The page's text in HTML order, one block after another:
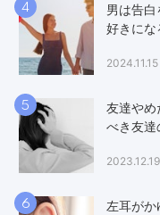
4
男は告
好きにな
2024.11.15
5
友達やめ
べき友達
2023.12.19
6
左耳が